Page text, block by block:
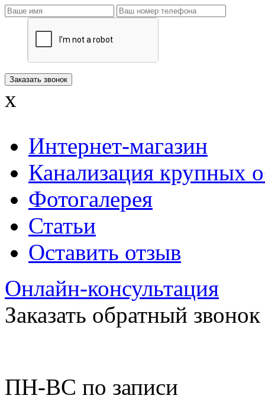
x
Интернет-магазин
Канализация крупных
Фотогалерея
Статьи
Оставить отзыв
Онлайн-консультация
Заказать обратный звонок
ПН-ВС по записи